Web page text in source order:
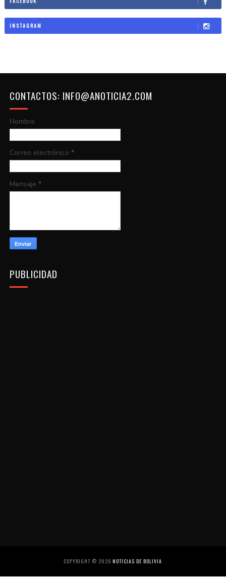
INSTAGRAM
CONTACTOS: INFO@ANOTICIA2.COM
Nombre
Correo electrónico *
Mensaje *
PUBLICIDAD
COPYRIGHT © 2026NOTICIAS DE BOLIVIA